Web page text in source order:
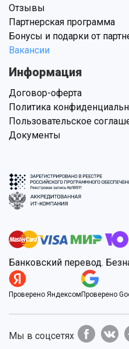
Отзывы
Партнерская программа
Бонусы и подарки от
Вакансии
Информация
Договор-оферта
Политика
Пользовательское
Документы
Банковский перевод.
Проверено Яндексом Проверено
Мы в соцсетях